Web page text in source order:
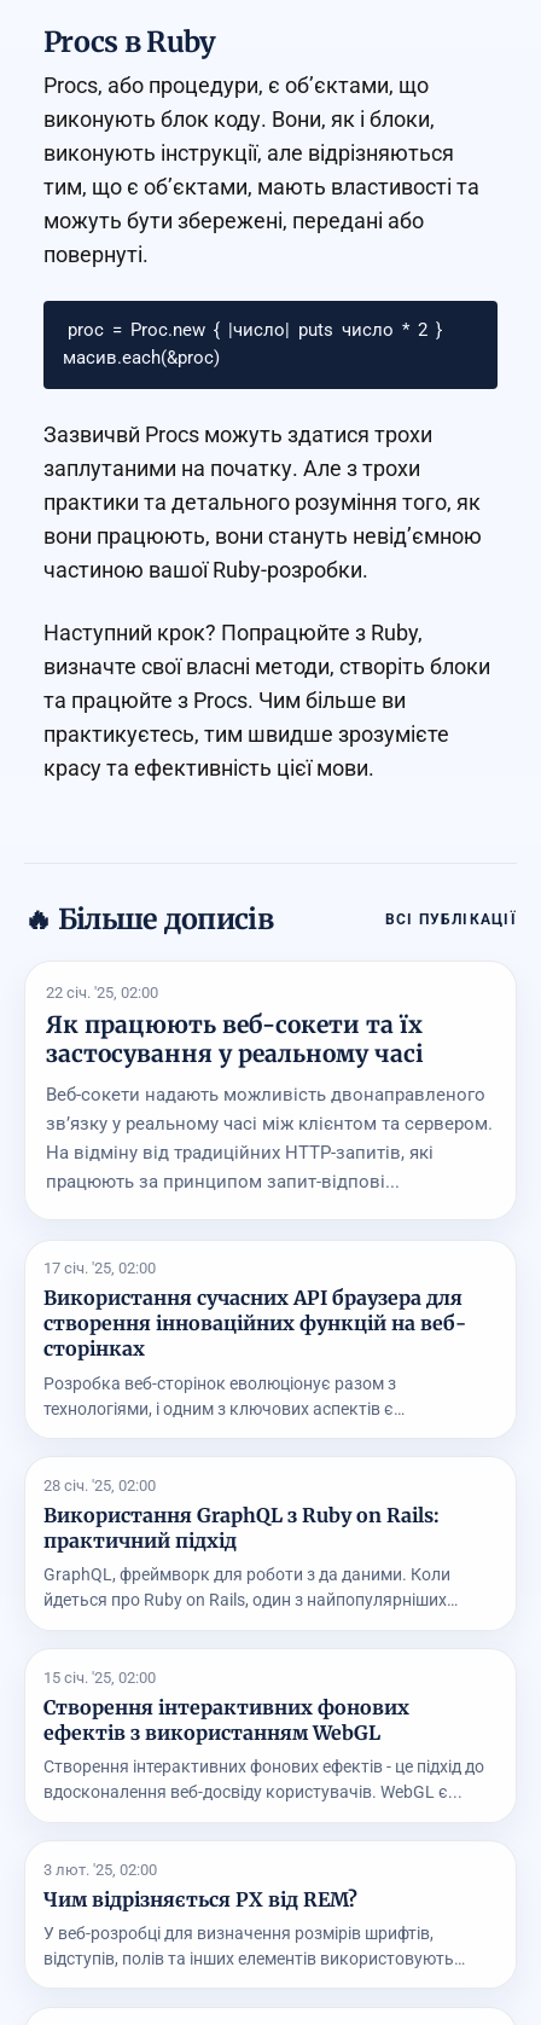
Procs в Ruby
Procs, або процедури, є об’єктами, що
виконують блок коду. Вони, як і блоки,
виконують інструкції, але відрізняються
тим, що є об’єктами, мають властивості та
можуть бути збережені, передані або
повернуті.
proc = Proc.new { число puts число * 2 }
масив.each(&proc)
Зазвичвй Procs можуть здатися трохи
заплутаними на початку. Але з трохи
практики та детального розуміння того, як
вони працюють, вони стануть невід’ємною
частиною вашої Ruby-розробки.
Наступний крок? Попрацюйте з Ruby,
визначте свої власні методи, створіть блоки
та працюйте з Procs. Чим більше ви
практикуєтесь, тим швидше зрозумієте
красу та ефективність цієї мови.
🔥 Більше дописів ВСІ ПУБЛІКАЦІЇ
22 січ. '25, 02:00
Як працюють веб-сокети та їх
застосування у реальному часі
Веб-сокети надають можливість двонаправленого
зв’язку у реальному часі між клієнтом та сервером.
На відміну від традиційних HTTP-запитів, які
працюють за принципом запит-відпові...
17 січ. '25, 02:00
Використання сучасних API браузера для
створення інноваційних функцій на веб-
сторінках
Розробка веб-сторінок еволюціонує разом з
технологіями, і одним з ключових аспектів є
28 січ. '25, 02:00
Використання GraphQL з Ruby on Rails:
практичний підхід
GraphQL, фреймворк для роботи з да даними. Коли
йдеться про Ruby on Rails, один з найпопулярніших
15 січ. '25, 02:00
Створення інтерактивних фонових
ефектів з використанням WebGL
Створення інтерактивних фонових ефектів - це підхід до
вдосконалення веб-досвіду користувачів. WebGL є...
3 лют. '25, 02:00
Чим відрізняється PX від REM?
У веб-розробці для визначення розмірів шрифтів,
відступів, полів та інших елементів використовують